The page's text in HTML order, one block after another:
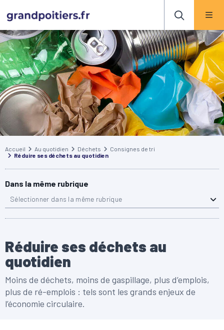
Accueil Au quotidien Déchets
Consignes de tri
Réduire ses déchets au quotidien
Dans la même rubrique
Sélectionner dans la même rubrique
Réduire ses déchets au
quotidien
Moins de déchets, moins de gaspillage, plus d’emplois,
plus de ré-emplois : tels sont les grands enjeux de
l’économie circulaire.